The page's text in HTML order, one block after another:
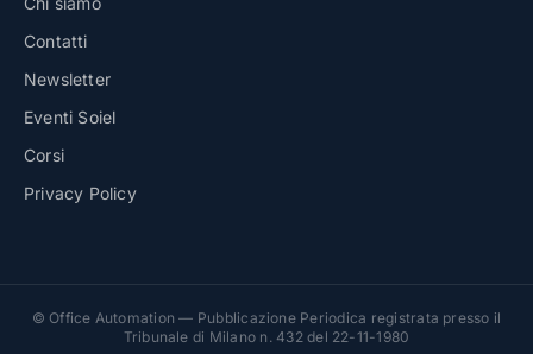
Contatti
Newsletter
Eventi Soiel
Corsi
Privacy Policy
© Office Automation — Pubblicazione Periodica registrata presso il
Tribunale di Milano n. 432 del 22-11-1980